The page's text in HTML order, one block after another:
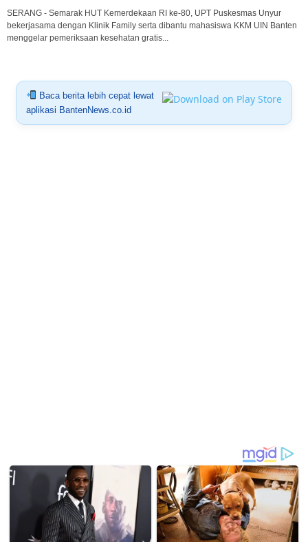
SERANG - Semarak HUT Kemerdekaan RI ke-80, UPT Puskesmas Unyur
bekerjasama dengan Klinik Family serta dibantu mahasiswa KKM UIN Banten
menggelar pemeriksaan kesehatan gratis...
Baca berita lebih cepat lewat
aplikasi BantenNews.co.id